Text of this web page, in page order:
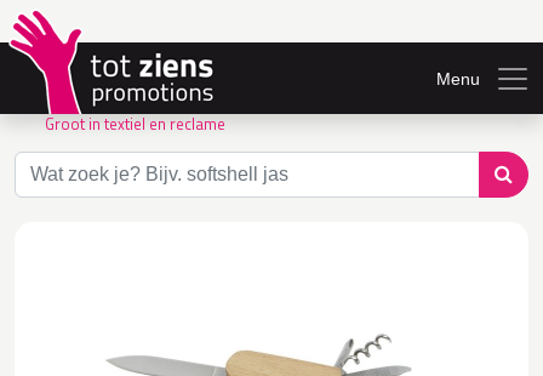
Groot in textiel en reclame
Menu